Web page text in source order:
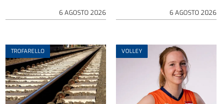
6 AGOSTO 2026 6 AGOSTO 2026
TROFARELLO VOLLEY